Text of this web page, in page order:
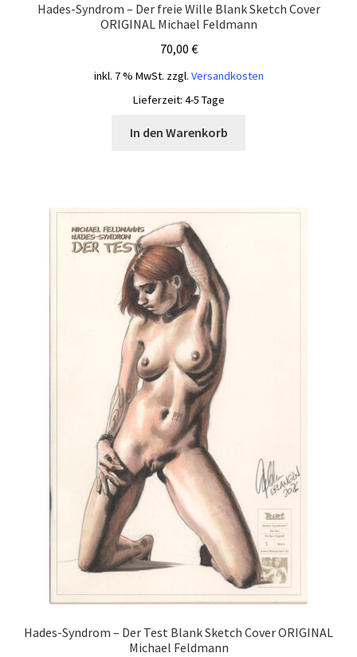
Hades-Syndrom – Der freie Wille Blank Sketch Cover
ORIGINAL Michael Feldmann
70,00 €
inkl. 7 % MwSt. zzgl. Versandkosten
Lieferzeit: 4-5 Tage
In den Warenkorb
Hades-Syndrom – Der Test Blank Sketch Cover ORIGINAL
Michael Feldmann